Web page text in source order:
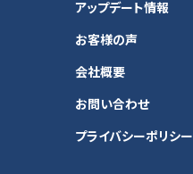
アップデート情報
お客様の声
会社概要
お問い合わせ
プライバシーポリシー